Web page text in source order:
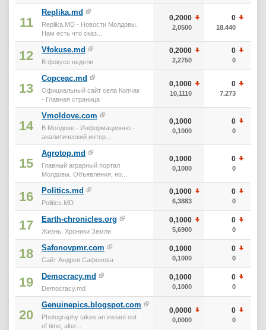
11
Replika.md
Replika.MD - Новости Молдовы.
Нам есть что сказ...
0,2000
2,0500
0
18.440
12 Vfokuse.md
В фокусе недели
0,2000
2,2750
0
0
13
Copceac.md
Официальный сайт села Копчак
- Главная страница
0,1000
10,1110
0
7.273
14
Vmoldove.com
В Молдове - Информационно -
аналитический интер...
0,1000
0,1000
0
0
15
Agrotop.md
Главный аграрный портал
Молдовы. Объявления, но...
0,1000
0,1000
0
0
16 Politics.md
Politics.MD
0,1000
6,3883
0
0
17 Earth-chronicles.org
Жизнь. Хроники Земли
0,1000
5,6900
0
0
18 Safonovpmr.com
Сайт Андрея Сафонова
0,1000
0,1000
0
0
19 Democracy.md
Democracy.md
0,1000
0,1000
0
0
20
Genuinepics.blogspot.com
Photography takes an instant out
of time, alter...
0,0000
0,0000
0
0